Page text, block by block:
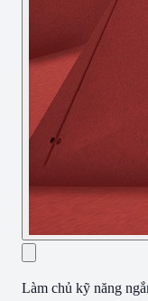
Làm chủ kỹ năng